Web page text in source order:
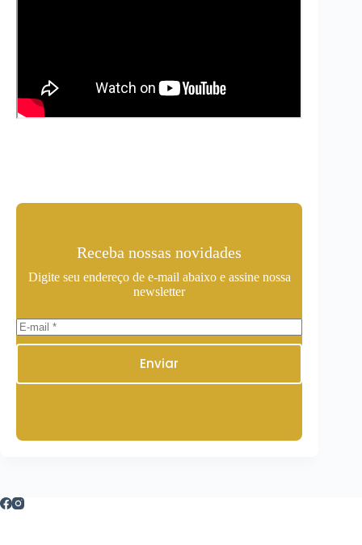
Receba nossas novidades
Digite seu endereço de e-mail abaixo e assine nossa
newsletter
Enviar